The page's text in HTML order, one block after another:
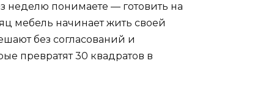
неделю понимаете — готовить на
мебель начинает жить своей
без согласований и
превратят 30 квадратов в